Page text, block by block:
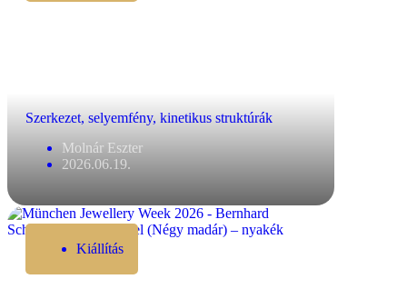
Szerkezet, selyemfény, kinetikus struktúrák
Molnár Eszter
2026.06.19.
Kiállítás